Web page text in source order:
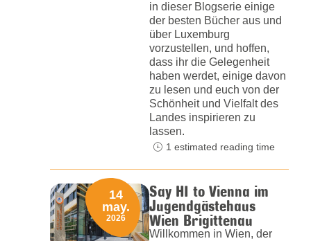
in dieser Blogserie einige
der besten Bücher aus und
über Luxemburg
vorzustellen, und hoffen,
dass ihr die Gelegenheit
haben werdet, einige davon
zu lesen und euch von der
Schönheit und Vielfalt des
Landes inspirieren zu
lassen.
1 estimated reading time
Say HI to Vienna im
Jugendgästehaus
Wien Brigittenau
Willkommen in Wien, der
14
may.
2026